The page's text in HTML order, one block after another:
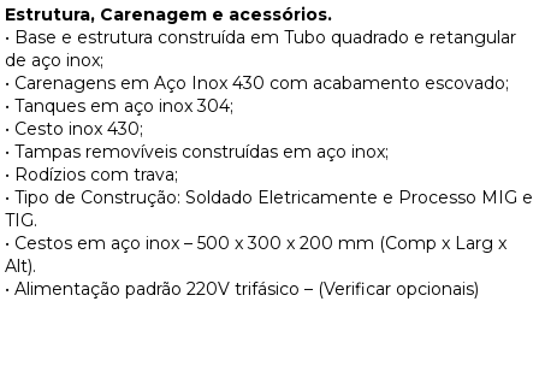
Estrutura, Carenagem e acessórios.
• Base e estrutura construída em Tubo quadrado e retangular
de aço inox;
• Carenagens em Aço Inox 430 com acabamento escovado;
• Tanques em aço inox 304;
• Cesto inox 430;
• Tampas removíveis construídas em aço inox;
• Rodízios com trava;
• Tipo de Construção: Soldado Eletricamente e Processo MIG e
TIG.
• Cestos em aço inox – 500 x 300 x 200 mm (Comp x Larg x
Alt).
• Alimentação padrão 220V trifásico – (Verificar opcionais)